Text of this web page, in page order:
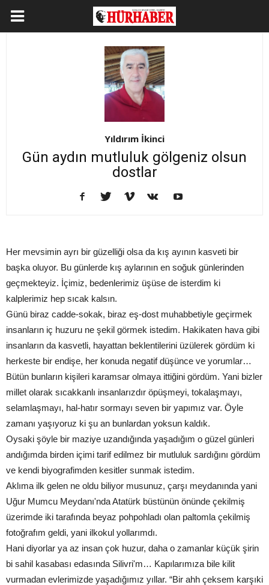
Yıldırım İkinci
Gün aydın mutluluk gölgeniz olsun
dostlar
Her mevsimin ayrı bir güzelliği olsa da kış ayının kasveti bir
başka oluyor. Bu günlerde kış aylarının en soğuk günlerinden
geçmekteyiz. İçimiz, bedenlerimiz üşüse de isterdim ki
kalplerimiz hep sıcak kalsın.
Günü biraz cadde-sokak, biraz eş-dost muhabbetiyle geçirmek
insanların iç huzuru ne şekil görmek istedim. Hakikaten hava gibi
insanların da kasvetli, hayattan beklentilerini üzülerek gördüm ki
herkeste bir endişe, her konuda negatif düşünce ve yorumlar…
Bütün bunların kişileri karamsar olmaya ittiğini gördüm. Yani bizler
millet olarak sıcakkanlı insanlarızdır öpüşmeyi, tokalaşmayı,
selamlaşmayı, hal-hatır sormayı seven bir yapımız var. Öyle
zamanı yaşıyoruz ki şu an bunlardan yoksun kaldık.
Oysaki şöyle bir maziye uzandığında yaşadığım o güzel günleri
andığımda birden içimi tarif edilmez bir mutluluk sardığını gördüm
ve kendi biyografimden kesitler sunmak istedim.
Aklıma ilk gelen ne oldu biliyor musunuz, çarşı meydanında yani
Uğur Mumcu Meydanı'nda Atatürk büstünün önünde çekilmiş
üzerimde iki tarafında beyaz pohpohladı olan paltomla çekilmiş
fotoğrafım geldi, yani ilkokul yollarımdı.
Hani diyorlar ya az insan çok huzur, daha o zamanlar küçük şirin
bi sahil kasabası edasında Silivri'm… Kapılarımıza bile kilit
vurmadan evlerimizde yaşadığımız yıllar. “Bir ahh çeksem karşıki